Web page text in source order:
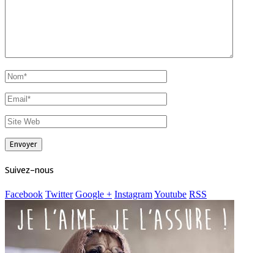
Suivez-nous
Facebook Twitter Google + InstagramYoutube RSS